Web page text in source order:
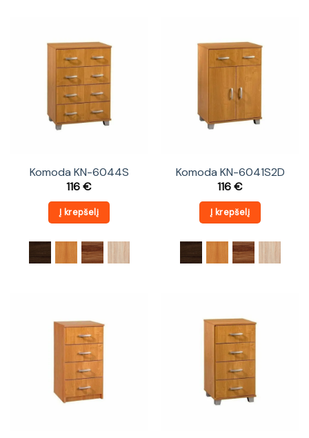
Komoda KN-6044S
116€
Į krepšelį
Komoda KN-6041S2D
116€
Į krepšelį